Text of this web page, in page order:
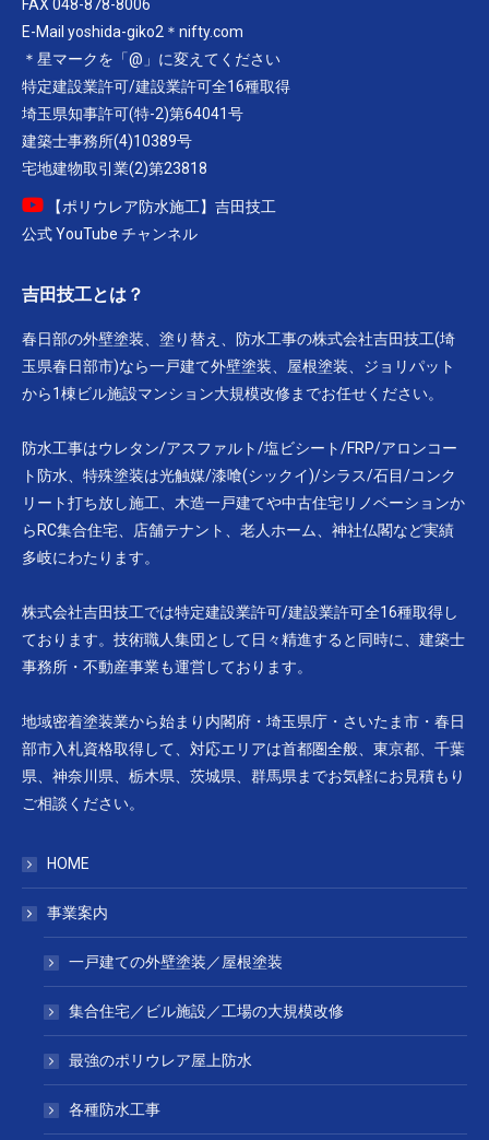
FAX 048-878-8006
E-Mail yoshida-giko2＊nifty.com
＊星マークを「@」に変えてください
特定建設業許可/建設業許可全16種取得
埼玉県知事許可(特-2)第64041号
建築士事務所(4)10389号
宅地建物取引業(2)第23818
【ポリウレア防水施工】吉田技工
公式 YouTube チャンネル
吉田技工とは？
春日部の外壁塗装、塗り替え、防水工事の株式会社吉田技工(埼
玉県春日部市)なら一戸建て外壁塗装、屋根塗装、ジョリパット
から1棟ビル施設マンション大規模改修までお任せください。
防水工事はウレタン/アスファルト/塩ビシート/FRP/アロンコー
ト防水、特殊塗装は光触媒/漆喰(シックイ)/シラス/石目/コンク
リート打ち放し施工、木造一戸建てや中古住宅リノベーションか
らRC集合住宅、店舗テナント、老人ホーム、神社仏閣など実績
多岐にわたります。
株式会社吉田技工では特定建設業許可/建設業許可全16種取得し
ております。技術職人集団として日々精進すると同時に、建築士
事務所・不動産事業も運営しております。
地域密着塗装業から始まり内閣府・埼玉県庁・さいたま市・春日
部市入札資格取得して、対応エリアは首都圏全般、東京都、千葉
県、神奈川県、栃木県、茨城県、群馬県までお気軽にお見積もり
ご相談ください。
HOME
事業案内
一戸建ての外壁塗装／屋根塗装
集合住宅／ビル施設／工場の大規模改修
最強のポリウレア屋上防水
各種防水工事